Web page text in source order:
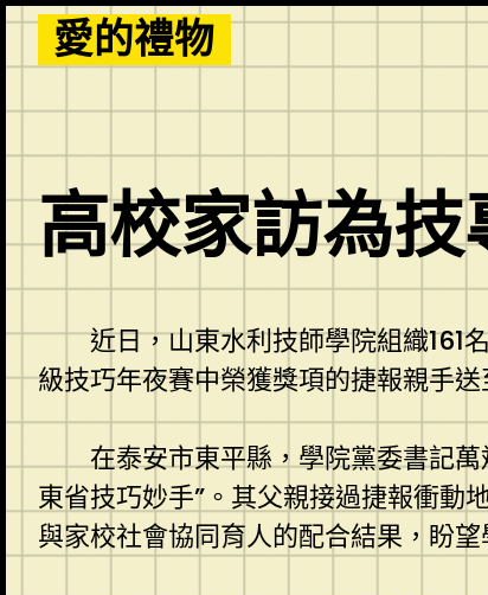
Skip
to
content
愛的禮物
高校家訪為
近日，山東水利技師學院組織161
級技巧年夜賽中榮獲獎項的捷報親手
在泰安市東平縣，學院黨委書記
東省技巧妙手”。其父親接過捷報衝動
與家校社會協同育人的配合結果，盼